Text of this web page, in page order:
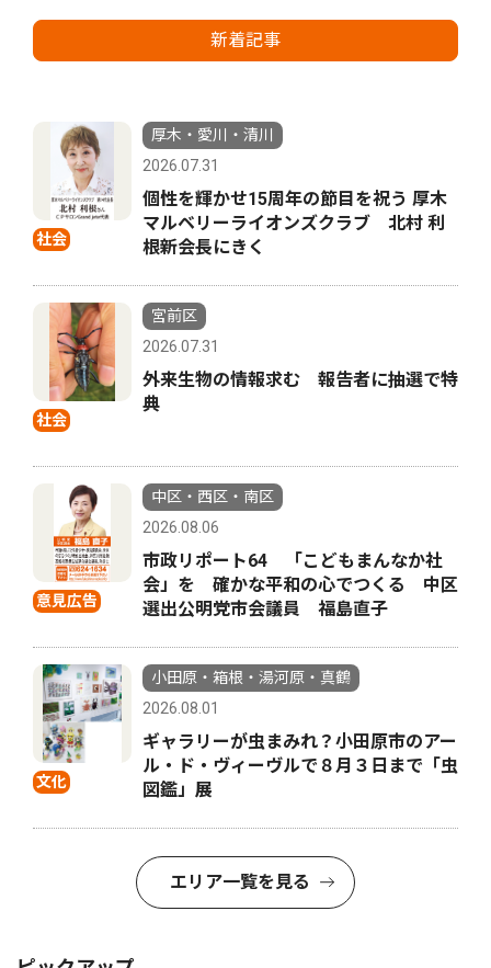
新着記事
社会
厚木・愛川・清川
2026.07.31
個性を輝かせ15周年の節目を祝う 厚木
マルベリーライオンズクラブ 北村 利
根新会長にきく
社会
宮前区
2026.07.31
外来生物の情報求む 報告者に抽選で特
典
意見広告
中区・西区・南区
2026.08.06
市政リポート64 「こどもまんなか社
会」を 確かな平和の心でつくる 中区
選出公明党市会議員 福島直子
文化
小田原・箱根・湯河原・真鶴
2026.08.01
ギャラリーが虫まみれ？小田原市のアー
ル・ド・ヴィーヴルで８月３日まで「虫
図鑑」展
エリア一覧を見る